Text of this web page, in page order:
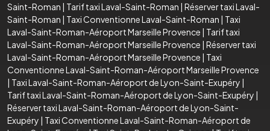
Saint-Roman | Tarif taxi Laval-Saint-Roman | Réserver taxi Laval-
Saint-Roman | Taxi Conventionne Laval-Saint-Roman | Taxi
Laval-Saint-Roman-Aéroport Marseille Provence | Tarif taxi
Laval-Saint-Roman-Aéroport Marseille Provence | Réserver taxi
Laval-Saint-Roman-Aéroport Marseille Provence | Taxi
Conventionne Laval-Saint-Roman-Aéroport Marseille Provence
| Taxi Laval-Saint-Roman-Aéroport de Lyon-Saint-Exupéry |
Tarif taxi Laval-Saint-Roman-Aéroport de Lyon-Saint-Exupéry |
Réserver taxi Laval-Saint-Roman-Aéroport de Lyon-Saint-
Exupéry | Taxi Conventionne Laval-Saint-Roman-Aéroport de